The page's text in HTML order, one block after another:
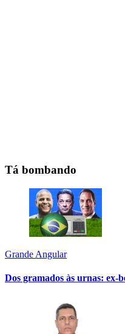
Tá bombando
Grande Angular
Dos gramados às urnas: